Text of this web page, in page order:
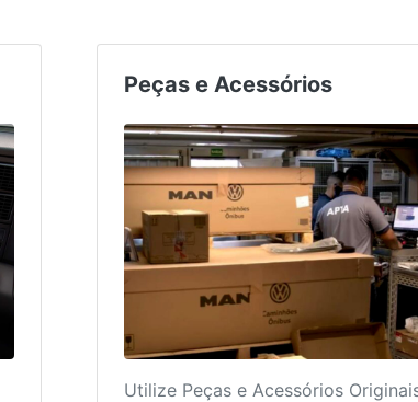
Peças e Acessórios
Utilize Peças e Acessórios